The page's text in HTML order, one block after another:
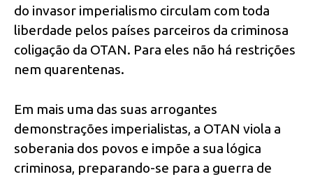
do invasor imperialismo circulam com toda
liberdade pelos países parceiros da criminosa
coligação da OTAN. Para eles não há restrições
nem quarentenas.
Em mais uma das suas arrogantes
demonstrações imperialistas, a OTAN viola a
soberania dos povos e impõe a sua lógica
criminosa, preparando-se para a guerra de